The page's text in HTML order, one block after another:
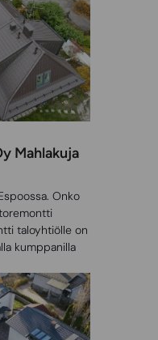
Mahlakuja
Onko
taloyhtiölle on
kumppanilla